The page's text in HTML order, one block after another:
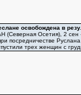
освобождена в
Осетия), 2 сен
посредничестве
трех женщин с